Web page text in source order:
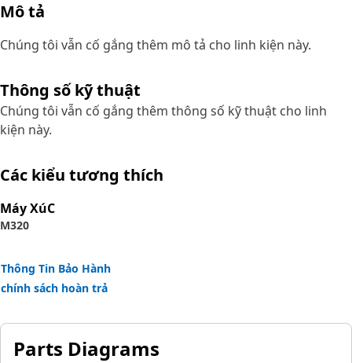
Mô tả
Chúng tôi vẫn cố gắng thêm mô tả cho linh kiện này.
Thông số kỹ thuật
Chúng tôi vẫn cố gắng thêm thông số kỹ thuật cho linh
kiện này.
Các kiểu tương thích
Máy XúC
M320
Thông Tin Bảo Hành
chính sách hoàn trả
Parts Diagrams